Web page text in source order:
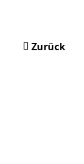
Zurück